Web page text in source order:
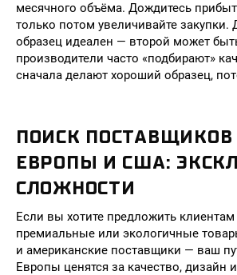
месячного объёма. Дождитесь
только потом увеличивайте
образец идеален — второй может
производители часто «подбирают»
сначала делают хороший образец,
ПОИСК ПОСТАВЩИКОВ
ЕВРОПЫ И США:
СЛОЖНОСТИ
Если вы хотите предложить
премиальные или экологичные
и американские поставщики — ваш
Европы ценятся за качество, дизайн